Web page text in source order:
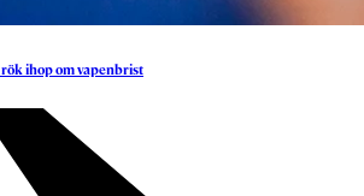
rökihopomvapenbrist